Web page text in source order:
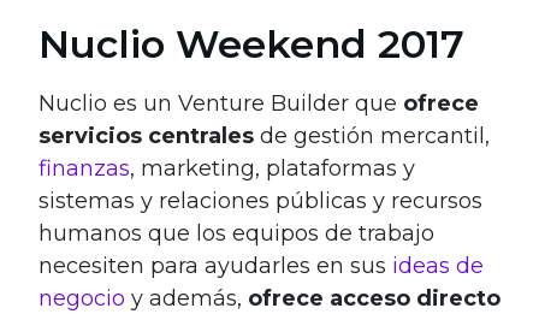
Nuclio Weekend 2017
Nuclio es un Venture Builder que ofrece
servicios centrales de gestión mercantil,
finanzas, marketing, plataformas y
sistemas y relaciones públicas y recursos
humanos que los equipos de trabajo
necesiten para ayudarles en sus ideas de
negocio y además, ofrece acceso directo